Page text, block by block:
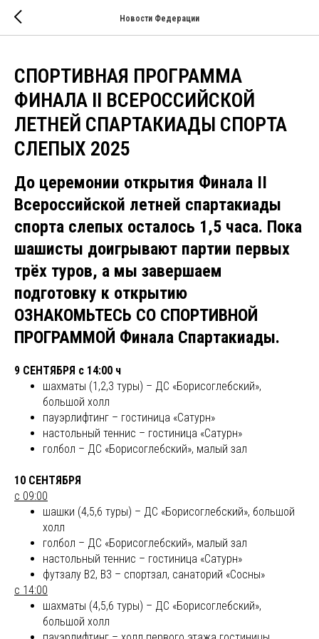
Новости Федерации
СПОРТИВНАЯ ПРОГРАММА
ФИНАЛА II ВСЕРОССИЙСКОЙ
ЛЕТНЕЙ СПАРТАКИАДЫ СПОРТА
СЛЕПЫХ 2025
До церемонии открытия Финала II
Всероссийской летней спартакиады
спорта слепых осталось 1,5 часа. Пока
шашисты доигрывают партии первых
трёх туров, а мы завершаем
подготовку к открытию
ОЗНАКОМЬТЕСЬ СО СПОРТИВНОЙ
ПРОГРАММОЙ Финала Спартакиады.
9 СЕНТЯБРЯ с 14:00 ч
шахматы (1,2,3 туры) – ДС «Борисоглебский»,
большой холл
пауэрлифтинг – гостиница «Сатурн»
настольный теннис – гостиница «Сатурн»
голбол – ДС «Борисоглебский», малый зал
10 СЕНТЯБРЯ
с 09:00
шашки (4,5,6 туры) – ДС «Борисоглебский», большой
холл
голбол – ДС «Борисоглебский», малый зал
настольный теннис – гостиница «Сатурн»
футзалу В2, В3 – спортзал, санаторий «Сосны»
с 14:00
шахматы (4,5,6 туры) – ДС «Борисоглебский»,
большой холл